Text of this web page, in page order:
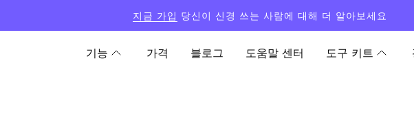
지금 가입 당신이 신경 쓰는 사람에 대해 더 알아보세요
기능 가격 블로그 도움말 센터 도구 키트